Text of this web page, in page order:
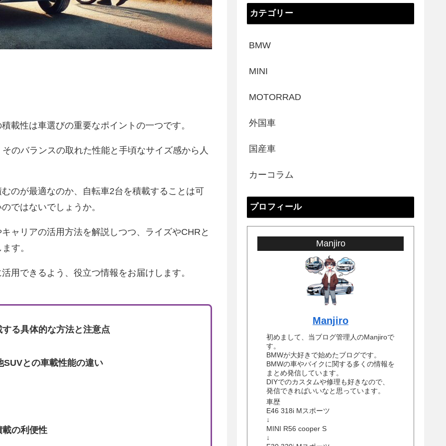
載性は車選びの重要なポイントの一つです。
のバランスの取れた性能と手頃なサイズ感から人
のが最適なのか、自転車2台を積載することは可
ではないでしょうか。
ャリアの活用方法を解説しつつ、ライズやCHRと
す。
用できるよう、役立つ情報をお届けします。
る具体的な方法と注意点
との車載性能の違い
の利便性
カテゴリー
BMW
MINI
MOTORRAD
外国車
国産車
カーコラム
プロフィール
Manjiro
Manjiro
初めまして、当ブログ管理人のManjiroで
す。
BMWが大好きで始めたブログです。
BMWの車やバイクに関する多くの情報を
まとめ発信しています。
DIYでのカスタムや修理も好きなので、
発信できればいいなと思っています。
車歴
E46 318i Mスポーツ
↓
MINI R56 cooper S
↓